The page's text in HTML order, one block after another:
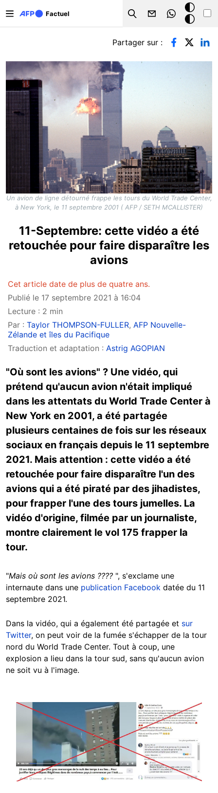
Factuel
Search
Mode
sombre
Onglets principaux
Partager sur :
Un avion de ligne détourné frappe les tours du World Trade Center,
à New York, le 11 septembre 2001 ( AFP / SETH MCALLISTER)
11-Septembre: cette vidéo a été
retouchée pour faire disparaître les
avions
Cet article date de plus de quatre ans.
Publié le 17 septembre 2021 à 16:04
Lecture : 2 min
Par : Taylor THOMPSON-FULLER, AFP Nouvelle-
Zélande et îles du Pacifique
Traduction et adaptation : Astrig AGOPIAN
"Où sont les avions" ? Une vidéo, qui
prétend qu'aucun avion n'était impliqué
dans les attentats du World Trade Center à
New York en 2001, a été partagée
plusieurs centaines de fois sur les réseaux
sociaux en français depuis le 11 septembre
2021. Mais attention : cette vidéo a été
retouchée pour faire disparaître l'un des
avions qui a été piraté par des jihadistes,
pour frapper l'une des tours jumelles. La
vidéo d'origine, filmée par un journaliste,
montre clairement le vol 175 frapper la
tour.
"Mais où sont les avions ???? ", s'exclame une
internaute dans une publication Facebook datée du 11
septembre 2021.
Dans la vidéo, qui a également été partagée et sur
Twitter, on peut voir de la fumée s'échapper de la tour
nord du World Trade Center. Tout à coup, une
explosion a lieu dans la tour sud, sans qu'aucun avion
ne soit vu à l'image.
Image